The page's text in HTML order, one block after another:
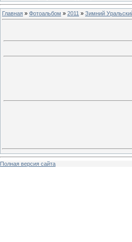
Главная » Фотоальбом » 2011 » Зимний
Полная версия сайта